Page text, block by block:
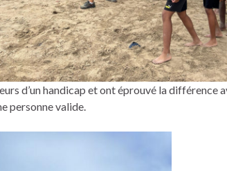
d’un handicap et ont éprouvé la différence
personne valide.